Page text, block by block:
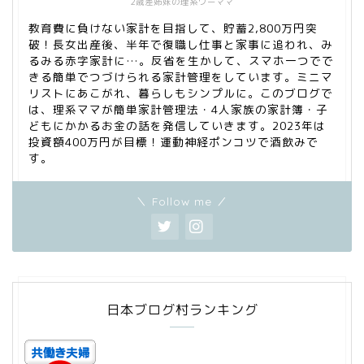
教育費に負けない家計を目指して、貯蓄2,800万円突
破！長女出産後、半年で復職し仕事と家事に追われ、み
るみる赤字家計に…。反省を生かして、スマホ一つでで
きる簡単でつづけられる家計管理をしています。ミニマ
リストにあこがれ、暮らしもシンプルに。このブログで
は、理系ママが簡単家計管理法・4人家族の家計簿・子
どもにかかるお金の話を発信していきます。2023年は
投資額400万円が目標！運動神経ポンコツで酒飲みで
す。
＼ Follow me ／
日本ブログ村ランキング家計管理